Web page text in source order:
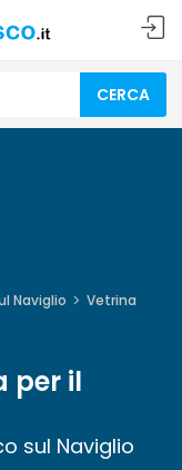
CERCA
Naviglio Vetrina
per il
sul Naviglio